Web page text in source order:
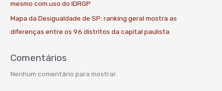
mesmo com uso do IDRGP
Mapa da Desigualdade de SP: ranking geral mostra as
diferenças entre os 96 distritos da capital paulista
Comentários
Nenhum comentário para mostrar.